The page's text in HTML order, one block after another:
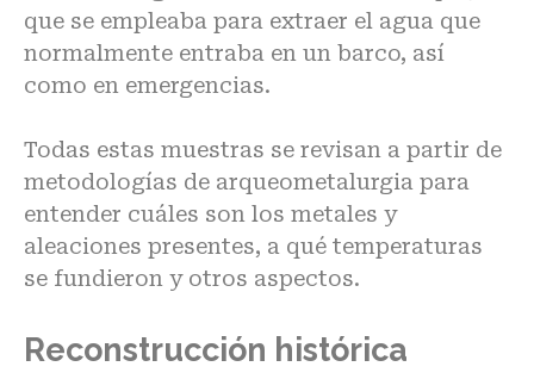
que se empleaba para extraer el agua que
normalmente entraba en un barco, así
como en emergencias.
Todas estas muestras se revisan a partir de
metodologías de arqueometalurgia para
entender cuáles son los metales y
aleaciones presentes, a qué temperaturas
se fundieron y otros aspectos.
Reconstrucción histórica